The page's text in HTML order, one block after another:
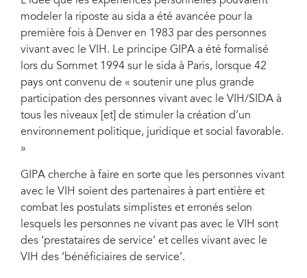
modeler la riposte au sida a été avancée pour la
première fois à Denver en 1983 par des personnes
vivant avec le VIH. Le principe GIPA a été formalisé
lors du Sommet 1994 sur le sida à Paris, lorsque 42
pays ont convenu de « soutenir une plus grande
participation des personnes vivant avec le VIH/SIDA à
tous les niveaux [et] de stimuler la création d’un
environnement politique, juridique et social favorable.
»
GIPA cherche à faire en sorte que les personnes vivant
avec le VIH soient des partenaires à part entière et
combat les postulats simplistes et erronés selon
lesquels les personnes ne vivant pas avec le VIH sont
des ‘prestataires de service’ et celles vivant avec le
VIH des ‘bénéficiaires de service’.